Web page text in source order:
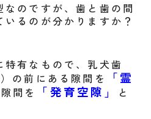
のですが、歯と歯の間
るのが分かりますか？
有なもので、乳犬歯
の前にある隙間を
「霊
間を 「発育空隙」
と